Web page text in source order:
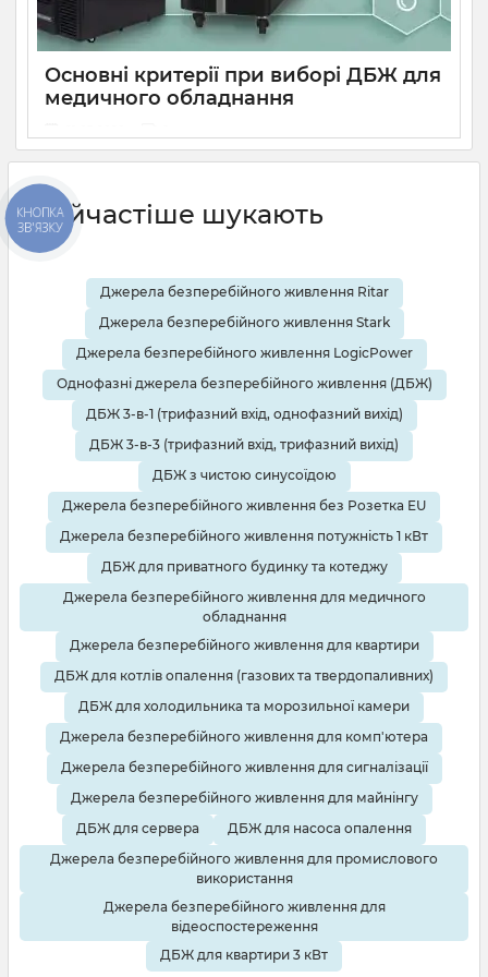
помилок при виборі безперебійника.
Основні критерії при виборі ДБЖ для
медичного обладнання
ефективність роботи даних приладів. Тому ups для
медичного обладнання вибирається ретельно та згідно
певних параметрів. На що варто звернути першочерг
Найчастіше шукають
Джерела безперебійного живлення Ritar
Джерела безперебійного живлення Stark
Джерела безперебійного живлення LogicPower
Однофазні джерела безперебійного живлення (ДБЖ)
ДБЖ 3-в-1 (трифазний вхід, однофазний вихід)
ДБЖ 3-в-3 (трифазний вхід, трифазний вихід)
ДБЖ з чистою синусоїдою
Джерела безперебійного живлення без Розетка EU
Джерела безперебійного живлення потужність 1 кВт
ДБЖ для приватного будинку та котеджу
Джерела безперебійного живлення для медичного
обладнання
Джерела безперебійного живлення для квартири
ДБЖ для котлів опалення (газових та твердопаливних)
ДБЖ для холодильника та морозильної камери
Джерела безперебійного живлення для комп'ютера
Джерела безперебійного живлення для сигналізації
Джерела безперебійного живлення для майнінгу
ДБЖ для сервера
ДБЖ для насоса опалення
Джерела безперебійного живлення для промислового
використання
Джерела безперебійного живлення для
відеоспостереження
ДБЖ для квартири 3 кВт
КНОПКА
ЗВ'ЯЗКУ